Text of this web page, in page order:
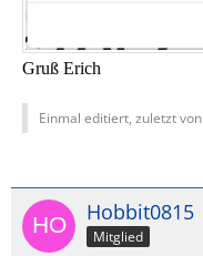
Gruß Erich
Einmal editiert, zuletzt von
Hobbit0815
Mitglied